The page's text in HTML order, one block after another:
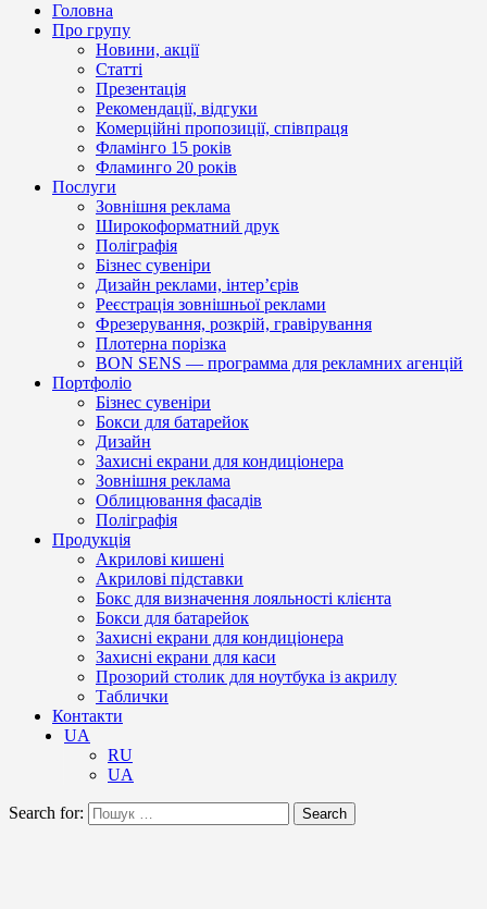
Головна
Про групу
Новини, акції
Статті
Презентація
Рекомендації, відгуки
Комерційні пропозиції, співпраця
Фламінго 15 років
Фламинго 20 років
Послуги
Зовнішня реклама
Широкоформатний друк
Поліграфія
Бізнес сувеніри
Дизайн реклами, інтер’єрів
Реєстрація зовнішньої реклами
Фрезерування, розкрій, гравірування
Плотерна порізка
BON SENS — программа для рекламних агенцій
Портфоліо
Бізнес сувеніри
Бокси для батарейок
Дизайн
Захисні екрани для кондиціонера
Зовнішня реклама
Облицювання фасадів
Поліграфія
Продукція
Акрилові кишені
Акрилові підставки
Бокс для визначення лояльності клієнта
Бокси для батарейок
Захисні екрани для кондиціонера
Захисні екрани для каси
Прозорий столик для ноутбука із акрилу
Таблички
Контакти
UA
RU
UA
Search for: Search